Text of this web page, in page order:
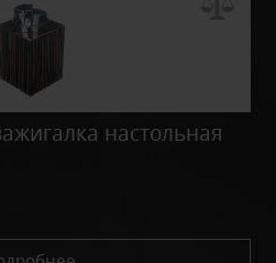
настольная